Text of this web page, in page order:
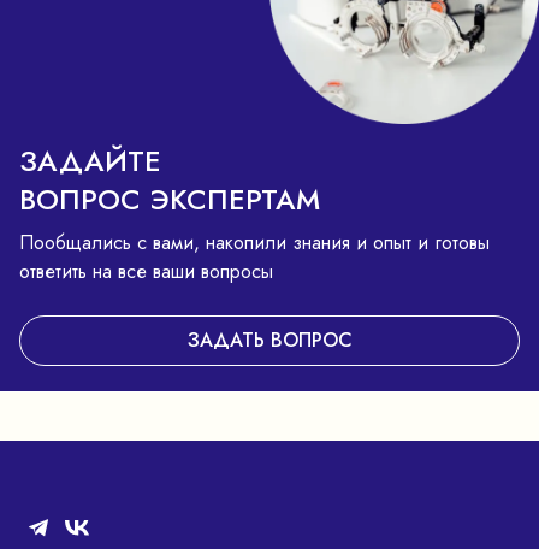
ЗАДАЙТЕ
ВОПРОС ЭКСПЕРТАМ
Пообщались с вами, накопили знания и опыт и готовы
ответить на все ваши вопросы
ЗАДАТЬ ВОПРОС